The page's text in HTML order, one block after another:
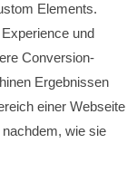
Elements.
und
Conversion-
Ergebnissen
einer Webseite
wie sie